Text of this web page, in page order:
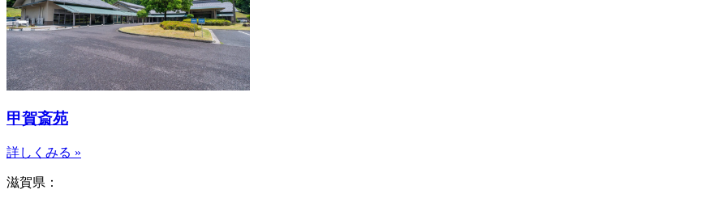
甲賀斎苑
詳しくみる »
滋賀県：